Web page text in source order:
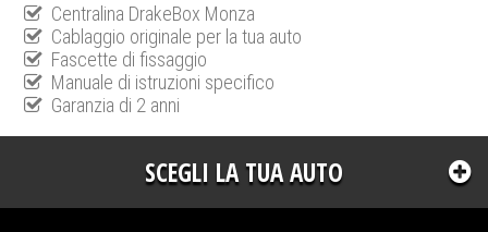
Centralina DrakeBox Monza
Cablaggio originale per la tua auto
Fascette di fissaggio
Manuale di istruzioni specifico
Garanzia di 2 anni
SCEGLI LA TUA AUTO